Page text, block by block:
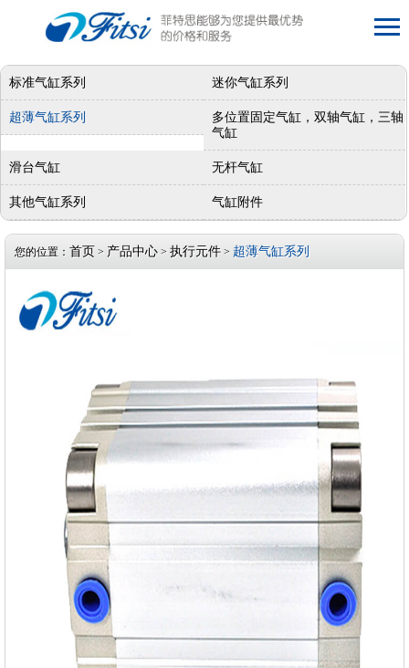
标准气缸系列 迷你气缸系列
超薄气缸系列
多位置固定气缸，双轴气缸，三轴
气缸
滑台气缸 无杆气缸
其他气缸系列 气缸附件
您的位置： 首页 > 产品中心 > 执行元件 > 超薄气缸系列